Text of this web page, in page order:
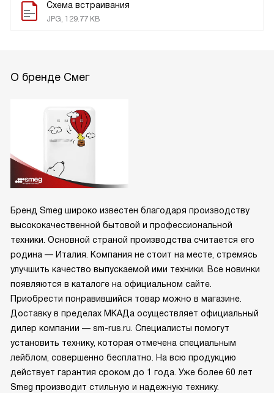
Схема встраивания
JPG, 129.77 KB
О бренде Смег
Бренд Smeg широко известен благодаря производству
высококачественной бытовой и профессиональной
техники. Основной страной производства считается его
родина — Италия. Компания не стоит на месте, стремясь
улучшить качество выпускаемой ими техники. Все новинки
появляются в каталоге на официальном сайте.
Приобрести понравившийся товар можно в магазине.
Доставку в пределах МКАДа осуществляет официальный
дилер компании — sm-rus.ru. Специалисты помогут
установить технику, которая отмечена специальным
лейблом, совершенно бесплатно. На всю продукцию
действует гарантия сроком до 1 года. Уже более 60 лет
Smeg производит стильную и надежную технику.